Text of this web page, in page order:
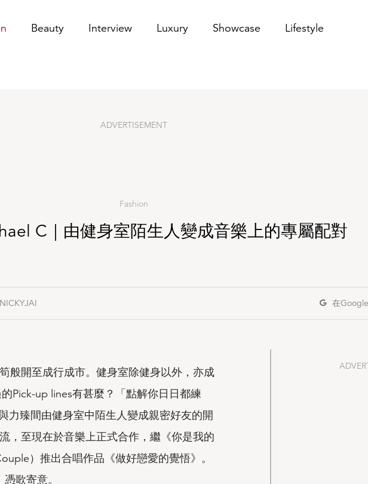
Beauty Interview Luxury Showcase Lifestyle
ADVERTISEMENT
Fashion
C｜由健身室陌生人變成音樂上的專屬配對
NICKYJAI 在Google
般開至成行成市。健身室除健身以外，亦成
Pick-up lines有甚麼？「點解你日日都練
力臻間由健身室中陌生人變成親密好友的開
，至現在於音樂上正式合作，繼《你是我的
）推出合唱作品《做好戀愛的覺悟》。
憑歌寄意。